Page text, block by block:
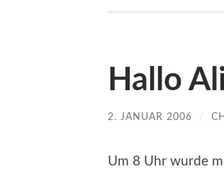
Hallo
2. JANUAR 2006 /
Um 8 Uhr wurde